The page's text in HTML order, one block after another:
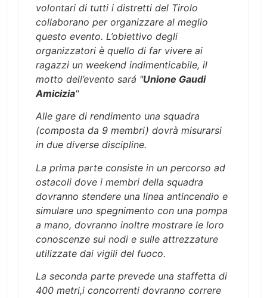
volontari di tutti i distretti del Tirolo
collaborano per organizzare al meglio
questo evento. L’obiettivo degli
organizzatori è quello di far vivere ai
ragazzi un weekend indimenticabile, il
motto dell’evento sará "Unione Gaudi
Amicizia"
Alle gare di rendimento una squadra
(composta da 9 membri) dovrà misurarsi
in due diverse discipline.
La prima parte consiste in un percorso ad
ostacoli dove i membri della squadra
dovranno stendere una linea antincendio e
simulare uno spegnimento con una pompa
a mano, dovranno inoltre mostrare le loro
conoscenze sui nodi e sulle attrezzature
utilizzate dai vigili del fuoco.
La seconda parte prevede una staffetta di
400 metri,i concorrenti dovranno correre